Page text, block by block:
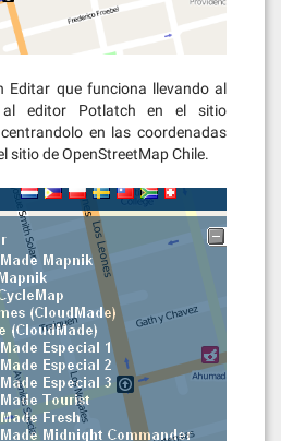
Editar que funciona llevando al
al editor Potlatch en el sitio
en las coordenadas
sitio de OpenStreetMap Chile.